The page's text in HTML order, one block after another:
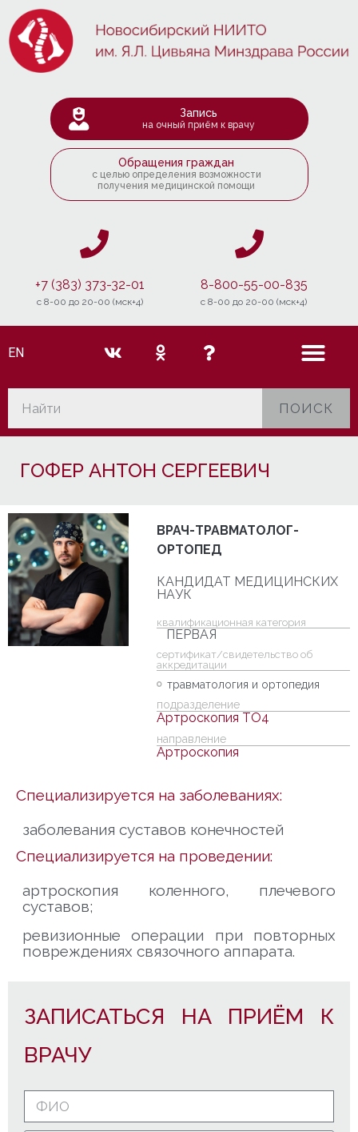
Запись
на очный приём к врачу
Обращения граждан
с целью определения возможности
получения медицинской помощи
+7 (383) 373-32-01
c 8-00 до 20-00 (мск+4)
8-800-55-00-835
c 8-00 до 20-00 (мск+4)
EN
ПОИСК
ГОФЕР АНТОН СЕРГЕЕВИЧ
ВРАЧ-ТРАВМАТОЛОГ-
ОРТОПЕД
КАНДИДАТ МЕДИЦИНСКИХ
НАУК
квалификационная категория
ПЕРВАЯ
cертификат/свидетельство об
аккредитации
травматология и ортопедия
подразделение
Артроскопия ТО4
направление
Артроскопия
Специализируется на заболеваниях:
заболевания суставов конечностей
Специализируется на проведении:
артроскопия коленного, плечевого
суставов;
ревизионные операции при повторных
повреждениях связочного аппарата.
ЗАПИСАТЬСЯ НА ПРИЁМ К
ВРАЧУ